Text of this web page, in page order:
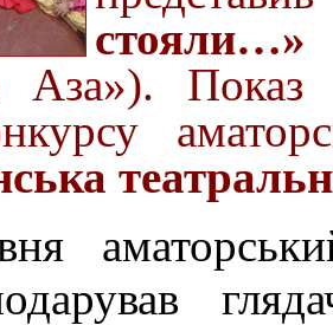
стояли…»
Аза»). Показ